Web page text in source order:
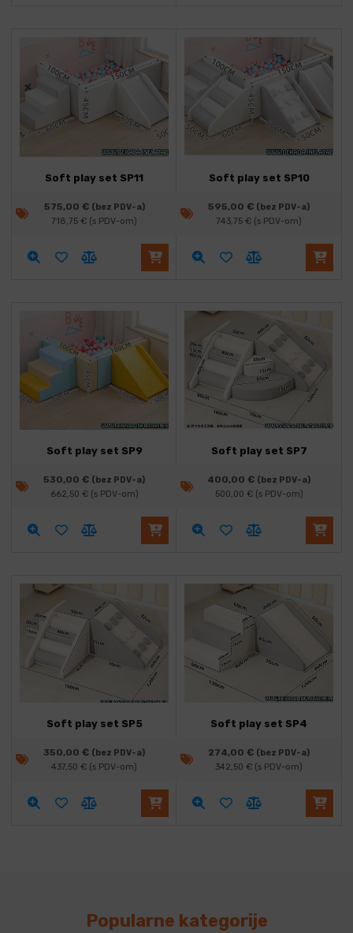
Soft play set SP11
575,00 € (bez PDV-a)
718,75 € (s PDV-om)
Soft play set SP10
595,00 € (bez PDV-a)
743,75 € (s PDV-om)
Soft play set SP9
530,00 € (bez PDV-a)
662,50 €(s PDV-om)
Soft play set SP7
400,00 € (bez PDV-a)
500,00 €(s PDV-om)
Soft play set SP5
350,00 € (bez PDV-a)
437,50 € (s PDV-om)
Soft play set SP4
274,00 € (bez PDV-a)
342,50 € (s PDV-om)
Popularne kategorije